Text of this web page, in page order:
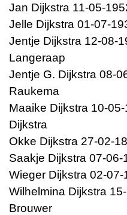
Jan Dijkstra 11-05-
Jelle Dijkstra 01-07-
Jentje Dijkstra 12-08-
Langeraap
Jentje G. Dijkstra 08-
Raukema
Maaike Dijkstra 10-
Dijkstra
Okke Dijkstra 27-02-
Saakje Dijkstra 07-
Wieger Dijkstra 02-
Wilhelmina Dijkstra
Brouwer